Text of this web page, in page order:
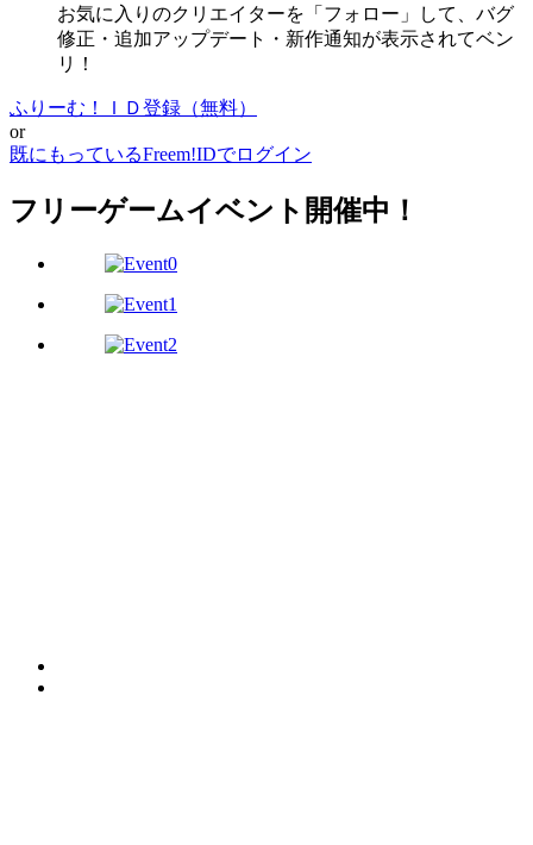
お気に入りのクリエイターを「フォロー」して、バグ
修正・追加アップデート・新作通知が表示されてベン
リ！
ふりーむ！ＩＤ登録（無料）
or
既にもっているFreem!IDでログイン
フリーゲームイベント開催中！